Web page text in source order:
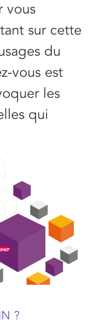
vous
sur cette
du
vous est
les
qui
?